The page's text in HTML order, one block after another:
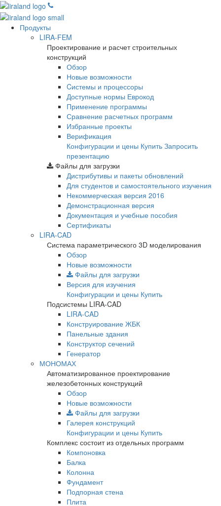
Продукты
LIRA-FEM
Проектирование и расчет строительных
конструкций
Обзор
Новые возможности
Cистемы и процессоры
Доступные нормы Еврокод
Применение программы
Сравнение расчетных программ
Избранные проекты
Верификация
Конфигурации и цены Купить Запросить
презентацию
Файлы для загрузки
Дистрибутивы и пакеты обновлений
Для студентов и самостоятельного изучения
Некоммерческая версия 2016
Демонстрационная версия
Документация и учебные пособия
Сертификаты
LIRA-CAD
Система параметрического 3D моделирования
Обзор
Новые возможности
Файлы для загрузки
Версия для изучения
Конфигурации и цены Купить
Подсистемы LIRA-CAD
LIRA-CAD
Конструирование ЖБК
Панельные здания
Конструктор сечений
Генератор
МОНОМАХ
Автоматизированное проектирование
железобетонных конструкций
Обзор
Новые возможности
Файлы для загрузки
Галерея конструкций
Конфигурации и цены Купить
Комплекс состоит из отдельных программ
Компоновка
Балка
Колонна
Фундамент
Подпорная стена
Плита